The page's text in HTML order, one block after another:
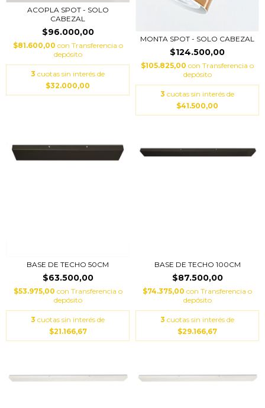
ACOPLA SPOT - SOLO
CABEZAL
$96.000,00
$81.600,00 con Transferencia o
depósito
3 cuotas sin interés de
$32.000,00
MONTA SPOT - SOLO CABEZAL
$124.500,00
$105.825,00 con Transferencia o
depósito
3 cuotas sin interés de
$41.500,00
BASE DE TECHO 50CM
$63.500,00
$53.975,00 con Transferencia o
depósito
3 cuotas sin interés de
$21.166,67
BASE DE TECHO 100CM
$87.500,00
$74.375,00 con Transferencia o
depósito
3 cuotas sin interés de
$29.166,67